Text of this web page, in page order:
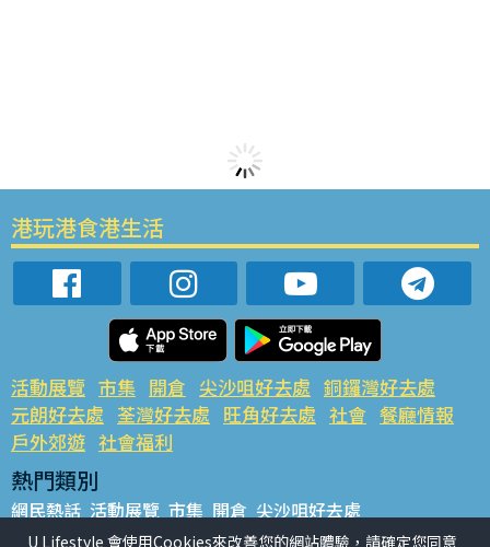
港玩港食港生活
活動展覽 市集 開倉 尖沙咀好去處 銅鑼灣好去處
元朗好去處 荃灣好去處 旺角好去處 社會 餐廳情報
戶外郊遊 社會福利
熱門類別
網民熱話 活動展覽 市集 開倉 尖沙咀好去處
銅鑼灣好去處 元朗好去處 荃灣好去處 旺角好去處 社會
U Lifestyle 會使用Cookies來改善您的網站體驗，請確定您同意